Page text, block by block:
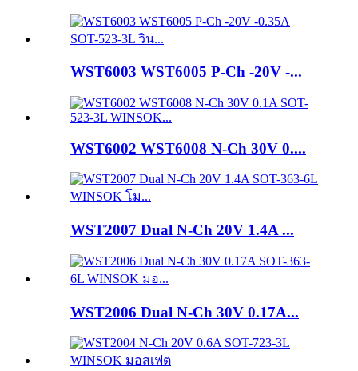
WST6003 WST6005 P-Ch -20V -...
WST6002 WST6008 N-Ch 30V 0....
WST2007 Dual N-Ch 20V 1.4A ...
WST2006 Dual N-Ch 30V 0.17A...